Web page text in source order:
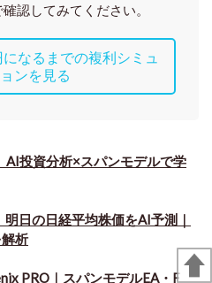
認してみてください。
なるまでの複利シミュ
ンを見る
投資分析×スパンモデルで学
日の日経平均株価をAI予測｜
析
PRO｜スパンモデルEA・F